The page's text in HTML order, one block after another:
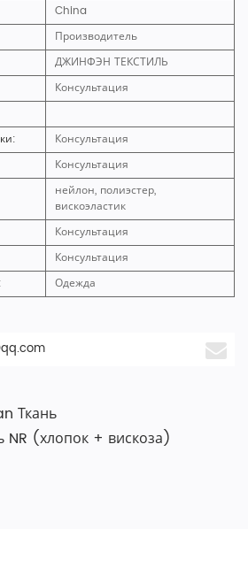
China
Производитель
ДЖИНФЭН ТЕКСТИЛЬ
Консультация
Консультация
Консультация
нейлон, полиэстер,
вискоэластик
Консультация
Консультация
Одежда
Ткань
NR (хлопок + вискоза)